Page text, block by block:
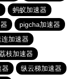
蚂蚁加速器
pigcha加速器
连加速器
枝加速器
器 纵云梯加速器